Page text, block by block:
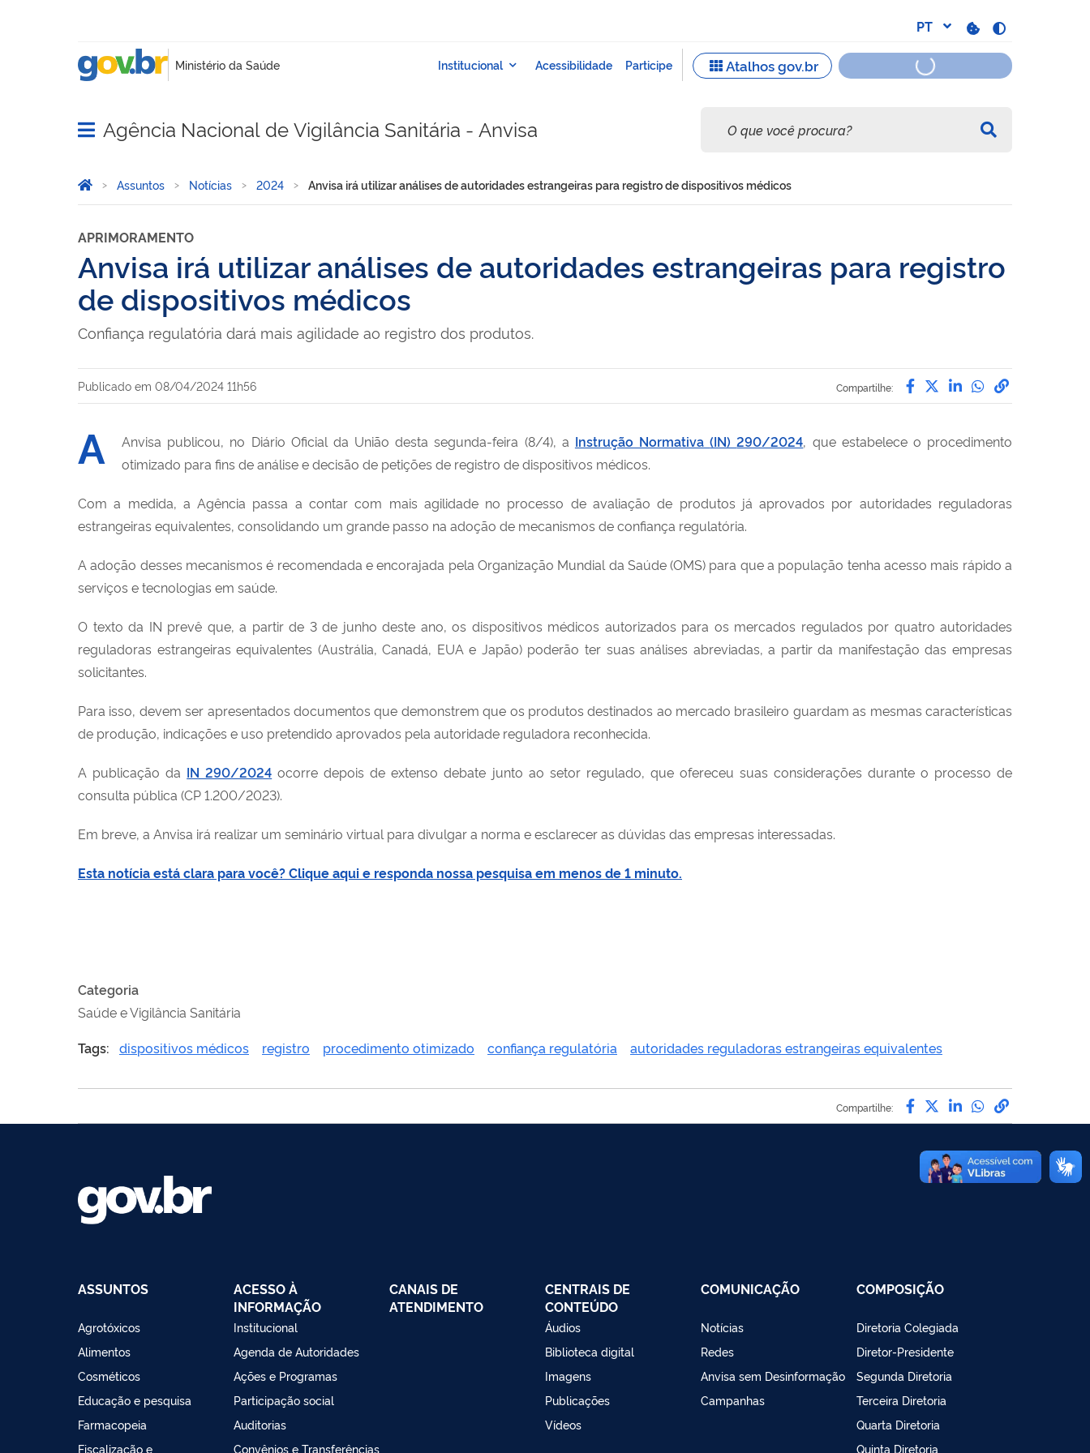
Abrir menu principal de navegação
Agência Nacional de Vigilância Sanitária - Anvisa
Você está aqui:
Página Inicial
Assuntos Notícias 2024 Anvisa irá utilizar análises de autoridades estrangeiras para registro de dispositivos médicos
APRIMORAMENTO
Anvisa irá utilizar análises de autoridades estrangeiras para registro
de dispositivos médicos
Confiança regulatória dará mais agilidade ao registro dos produtos.
Compartilhe: Compartilhe por
Compartilhe por
Compartilhe por
Compartilhe
link para
Publicado em 08/04/2024 11h56
A Anvisa publicou, no Diário Oficial da União desta segunda-feira (8/4), a Instrução Normativa(IN)290/2024, que estabelece o procedimento
otimizado para fins de análise e decisão de petições de registro de dispositivos médicos.
Com a medida, a Agência passa a contar com mais agilidade no processo de avaliação de produtos já aprovados por autoridades reguladoras
estrangeiras equivalentes, consolidando um grande passo na adoção de mecanismos de confiança regulatória.
A adoção desses mecanismos é recomendada e encorajada pela Organização Mundial da Saúde (OMS) para que a população tenha acesso mais rápido a
serviços e tecnologias em saúde.
O texto da IN prevê que, a partir de 3 de junho deste ano, os dispositivos médicos autorizados para os mercados regulados por quatro autoridades
reguladoras estrangeirasequivalentes (Austrália, Canadá, EUA e Japão) poderão ter suas análises abreviadas, a partir da manifestação das empresas
solicitantes.
Para isso, devem ser apresentados documentos que demonstrem que os produtos destinados ao mercado brasileiro guardam as mesmas características
de produção, indicações e uso pretendido aprovados pela autoridade reguladora reconhecida.
A publicação da IN 290/2024 ocorre depois de extenso debate junto ao setor regulado, que ofereceu suas considerações durante o processo de
consulta pública (CP 1.200/2023).
Em breve, a Anvisa irá realizar um seminário virtual para divulgar a norma eesclarecer as dúvidas das empresas interessadas.
Esta notícia está clara para você? Clique aqui e responda nossa pesquisa em menos de 1 minuto.
Categoria
Saúde e Vigilância Sanitária
Tags: dispositivos médicos registro procedimento otimizado confiança regulatória autoridades reguladoras estrangeiras equivalentes
Compartilhe: Compartilhe por
Compartilhe por
Compartilhe por
Compartilhe
link para
ASSUNTOS
Agrotóxicos
Alimentos
Cosméticos
Educação e pesquisa
Farmacopeia
Fiscalização e
ACESSO À
INFORMAÇÃO
Institucional
Agenda de Autoridades
Ações e Programas
Participação social
Auditorias
Convênios e Transferências
CANAIS DE
ATENDIMENTO
CENTRAIS DE
CONTEÚDO
Áudios
Biblioteca digital
Imagens
Publicações
Vídeos
COMUNICAÇÃO
Notícias
Redes
Anvisa sem Desinformação
Campanhas
COMPOSIÇÃO
Diretoria Colegiada
Diretor-Presidente
Segunda Diretoria
Terceira Diretoria
Quarta Diretoria
Quinta Diretoria